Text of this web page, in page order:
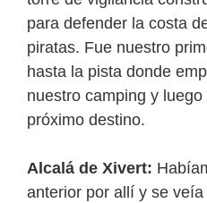
para defender la costa
piratas. Fue nuestro
hasta la pista donde
nuestro camping y luego
próximo destino.
Alcalá de Xivert:
anterior por allí y se